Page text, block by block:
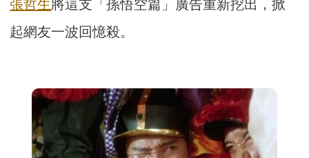
張哲生將這支「孫悟空篇」廣告重新挖出，掀
起網友一波回憶殺。